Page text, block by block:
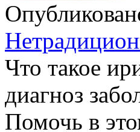
Что такое
диагноз
Помочь в